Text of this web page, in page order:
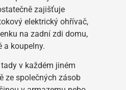
zajišťuje
elektrický ohřívač,
na zadní zdi domu,
a koupelny.
v každém jiném
ze společných zásob